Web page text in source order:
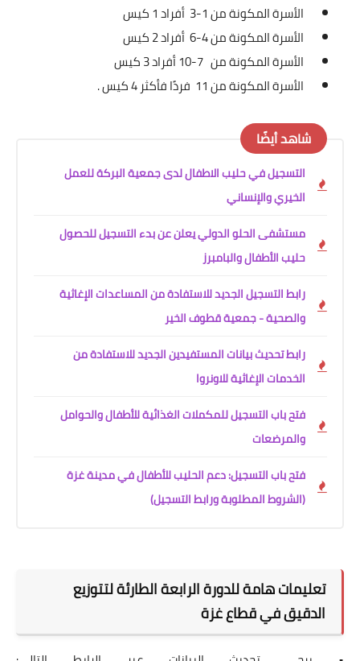
الأسرة المكونة من 1-3 أفراد 1 كيس
الأسرة المكونة من 4-6 أفراد 2 كيس
الأسرة المكونة من 7-10 أفراد 3 كيس
الأسرة المكونة من 11 فردًا فأكثر 4 كيس .
شاهد أيضًا
التسجيل في حليب الاطفال لدى جمعية البركة للعمل
الخيري والإنساني
مستشفى الحلو الدولي يعلن عن بدء التسجيل للحصول
حليب الأطفال والبامبرز
رابط التسجيل الجديد للاستفادة من المساعدات الإغاثية
والصحية - جمعية قطوف الخير
رابط تحديث بيانات المستفيدين الجديد للاستفادة من
الخدمات الإغاثية للاونروا
فتح باب التسجيل للمكملات الغذائية للأطفال والحوامل
والمرضعات
فتح باب التسجيل: دعم الحليب للأطفال في مدينة غزة
(الشروط المطلوبة ورابط التسجيل)
تعليمات هامة للدورة الرابعة الطارئة لتتوزيع
الدقيق في قطاع غزة